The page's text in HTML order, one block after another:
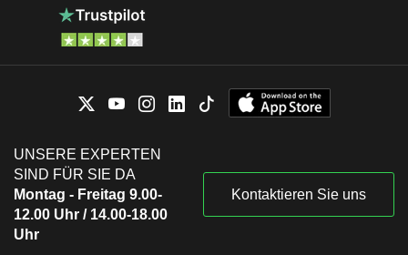
UNSERE EXPERTEN
SIND FÜR SIE DA
Montag - Freitag 9.00-
12.00 Uhr / 14.00-18.00
Uhr
Kontaktieren Sie uns